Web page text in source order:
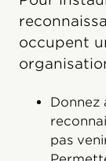
occupent
Donnez
pas